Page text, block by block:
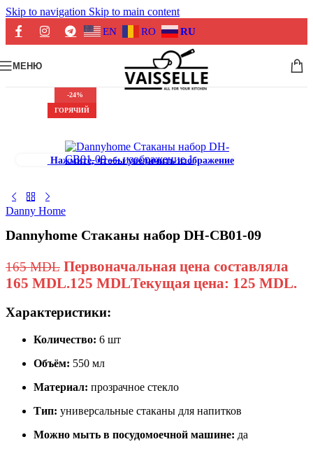
Skip to navigation Skip to main content
EN RO RU
МЕНЮ
-24%
ГОРЯЧИЙ
Нажмите, чтобы увеличить изображение
Danny Home
Dannyhome Стаканы набор DH-CB01-09
165MDL Первоначальная цена составляла
165 MDL.125 MDLТекущая цена: 125 MDL.
Характеристики:
Количество: 6 шт
Объём: 550 мл
Материал: прозрачное стекло
Тип: универсальные стаканы для напитков
Можно мыть в посудомоечной машине: да